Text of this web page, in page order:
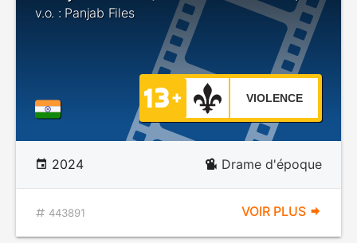
v.o. : Panjab Files
VIOLENCE
2024 Drame d'époque
443891 VOIR PLUS